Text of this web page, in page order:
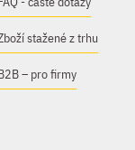
stažené z trhu
– pro firmy